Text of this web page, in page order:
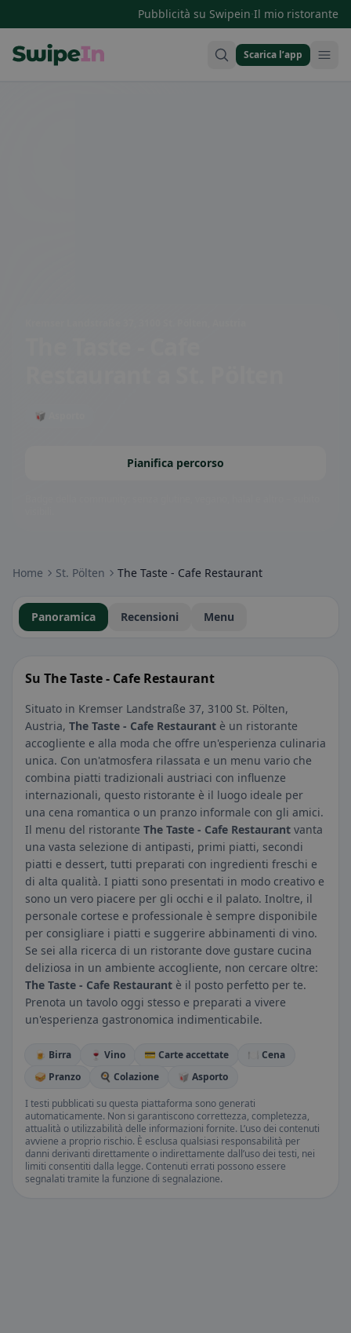
Pubblicità su Swipein·Il mio ristorante
Scarica l’app
🥡 Asporto
Pianifica percorso
Home St. Pölten The Taste - Cafe Restaurant
Panoramica Recensioni Menu
Su The Taste - Cafe Restaurant
Situato in Kremser Landstraße 37, 3100 St. Pölten,
Austria, The Taste - Cafe Restaurant è un ristorante
accogliente e alla moda che offre un'esperienza culinaria
unica. Con un'atmosfera rilassata e un menu vario che
combina piatti tradizionali austriaci con influenze
internazionali, questo ristorante è il luogo ideale per
una cena romantica o un pranzo informale con gli amici.
Il menu del ristorante The Taste - Cafe Restaurant vanta
una vasta selezione di antipasti, primi piatti, secondi
piatti e dessert, tutti preparati con ingredienti freschi e
di alta qualità. I piatti sono presentati in modo creativo e
sono un vero piacere per gli occhi e il palato. Inoltre, il
personale cortese e professionale è sempre disponibile
per consigliare i piatti e suggerire abbinamenti di vino.
Se sei alla ricerca di un ristorante dove gustare cucina
deliziosa in un ambiente accogliente, non cercare oltre:
The Taste - Cafe Restaurant è il posto perfetto per te.
Prenota un tavolo oggi stesso e preparati a vivere
un'esperienza gastronomica indimenticabile.
🍺 Birra 🍷 Vino 💳 Carte accettate
🍽️ Cena
🥪 Pranzo
🍳 Colazione
🥡 Asporto
I testi pubblicati su questa piattaforma sono generati
automaticamente. Non si garantiscono correttezza, completezza,
attualità o utilizzabilità delle informazioni fornite. L’uso dei contenuti
avviene a proprio rischio. È esclusa qualsiasi responsabilità per
danni derivanti direttamente o indirettamente dall’uso dei testi, nei
limiti consentiti dalla legge. Contenuti errati possono essere
segnalati tramite la funzione di segnalazione.